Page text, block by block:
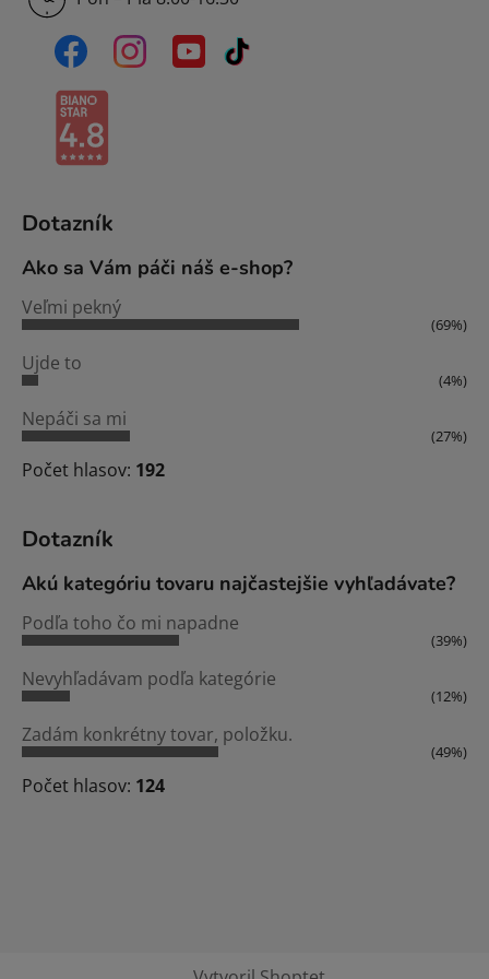
Dotazník
Ako sa Vám páči náš e-shop?
Veľmi pekný
(69%)
Ujde to
(4%)
Nepáči sa mi
(27%)
Počet hlasov: 192
Dotazník
Akú kategóriu tovaru najčastejšie vyhľadávate?
Podľa toho čo mi napadne
(39%)
Nevyhľadávam podľa kategórie
(12%)
Zadám konkrétny tovar, položku.
(49%)
Počet hlasov: 124